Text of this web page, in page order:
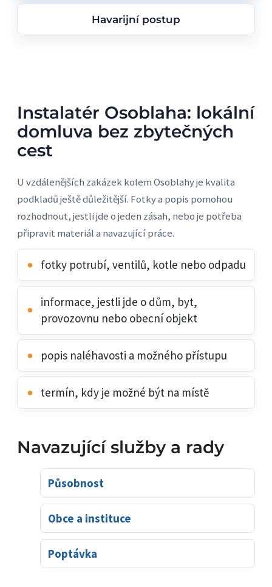
Havarijní postup
Instalatér Osoblaha: lokální
domluva bez zbytečných
cest
U vzdálenějších zakázek kolem Osoblahy je kvalita
podkladů ještě důležitější. Fotky a popis pomohou
rozhodnout, jestli jde o jeden zásah, nebo je potřeba
připravit materiál a navazující práce.
fotky potrubí, ventilů, kotle nebo odpadu
informace, jestli jde o dům, byt,
provozovnu nebo obecní objekt
popis naléhavosti a možného přístupu
termín, kdy je možné být na místě
Navazující služby a rady
Působnost
Obce a instituce
Poptávka